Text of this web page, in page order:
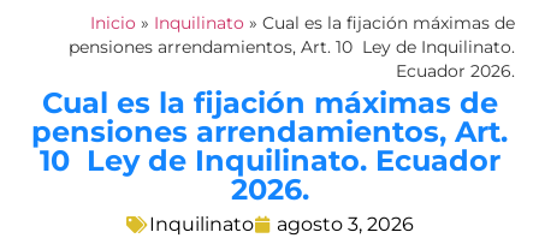
Inicio » Inquilinato » Cual es la fijación máximas de
pensiones arrendamientos, Art. 10 Ley de Inquilinato.
Ecuador 2026.
Cual es la fijación máximas de
pensiones arrendamientos, Art.
10 Ley de Inquilinato. Ecuador
2026.
Inquilinato agosto 3, 2026